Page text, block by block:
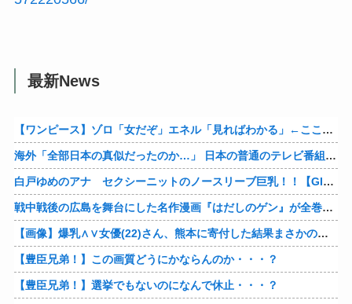
最新News
【ワンピース】ゾロ「女だぞ」エネル「見ればわかる」←ここ好きすぎるｗｗｗｗｗｗｗｗｗｗｗｗｗ
海外「全部日本の真似だったのか…」 日本の普通のテレビ番組が最新SNSの数十年先を行っていたと話題に
白戸ゆめのアナ セクシーニットのノースリーブ巨乳！！【GIF動画あり】
戦中戦後の広島を舞台にした名作漫画『はだしのゲン』が全巻50％オフで買える激安セール開催！！このチャンスを見逃すな！！
【画像】爆乳∧∨女優(22)さん、熊本に寄付した結果まさかの事態に・・・・・・
【豊臣兄弟！】この画質どうにかならんのか・・・？
【豊臣兄弟！】選挙でもないのになんで休止・・・？